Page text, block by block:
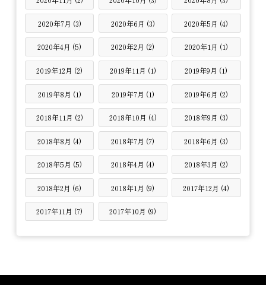
2020年7月 (3) 2020年6月 (3) 2020年5月 (4)
2020年4月 (5) 2020年2月 (2) 2020年1月 (1)
2019年12月 (2) 2019年11月 (1) 2019年9月 (1)
2019年8月 (1) 2019年7月 (1) 2019年6月 (2)
2018年11月 (2) 2018年10月 (4) 2018年9月 (3)
2018年8月 (4) 2018年7月 (7) 2018年6月 (3)
2018年5月 (5) 2018年4月 (4) 2018年3月 (2)
2018年2月 (6) 2018年1月 (9) 2017年12月 (4)
2017年11月 (7) 2017年10月 (9)